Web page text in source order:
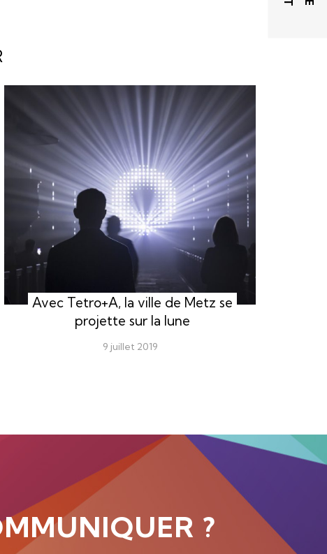
Avec Tetro+A, la ville de Metz se
projette sur la lune
9 juillet 2019
?